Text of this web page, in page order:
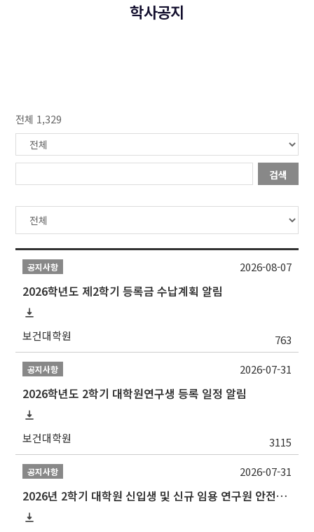
학사공지
전체 1,329
검색
공지사항
2026학년도 제2학기 등록금 수납계획 알림
보건대학원 763
2026-08-07
공지사항
2026학년도 2학기 대학원연구생 등록 일정 알림
보건대학원 3115
2026-07-31
공지사항
2026년 2학기 대학원 신입생 및 신규 임용 연구원 안전환경교육(신규교육) 실시 안내
2026-07-31